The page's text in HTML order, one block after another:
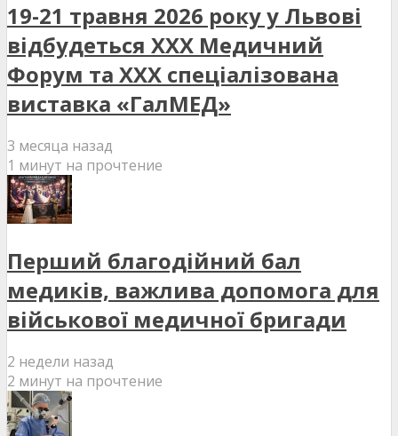
19-21 травня 2026 року у Львові
відбудеться XXX Медичний
Форум та XXX спеціалізована
виставка «ГалМЕД»
3 месяца назад
1 минут на прочтение
Перший благодійний бал
медиків, важлива допомога для
військової медичної бригади
2 недели назад
2 минут на прочтение